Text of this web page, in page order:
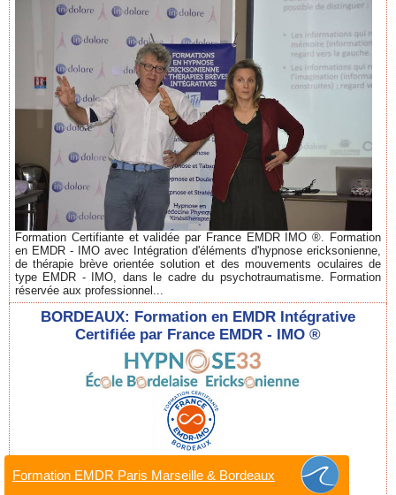
Formation Certifiante et validée par France EMDR IMO ®. Formation
en EMDR - IMO avec Intégration d'éléments d'hypnose ericksonienne,
de thérapie brève orientée solution et des mouvements oculaires de
type EMDR - IMO, dans le cadre du psychotraumatisme. Formation
réservée aux professionnel...
BORDEAUX: Formation en EMDR Intégrative
Certifiée par France EMDR - IMO ®
Formation EMDR Paris Marseille & Bordeaux